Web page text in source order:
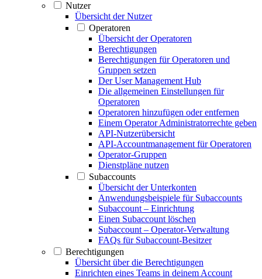
Nutzer
Übersicht der Nutzer
Operatoren
Übersicht der Operatoren
Berechtigungen
Berechtigungen für Operatoren und
Gruppen setzen
Der User Management Hub
Die allgemeinen Einstellungen für
Operatoren
Operatoren hinzufügen oder entfernen
Einem Operator Administratorrechte geben
API-Nutzerübersicht
API-Accountmanagement für Operatoren
Operator-Gruppen
Dienstpläne nutzen
Subaccounts
Übersicht der Unterkonten
Anwendungsbeispiele für Subaccounts
Subaccount – Einrichtung
Einen Subaccount löschen
Subaccount – Operator-Verwaltung
FAQs für Subaccount-Besitzer
Berechtigungen
Übersicht über die Berechtigungen
Einrichten eines Teams in deinem Account